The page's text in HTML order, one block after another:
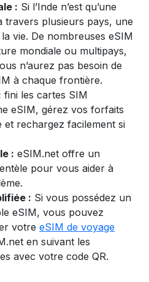
: Si l’Inde n’est qu’une
travers plusieurs pays, une
vie. De nombreuses eSIM
mondiale ou multipays,
n’aurez pas besoin de
à chaque frontière.
fini les cartes SIM
eSIM, gérez vos forfaits
et rechargez facilement si
: eSIM.net offre un
pour vous aider à
: Si vous possédez un
eSIM, vous pouvez
votre eSIM de voyage
en suivant les
avec votre code QR.